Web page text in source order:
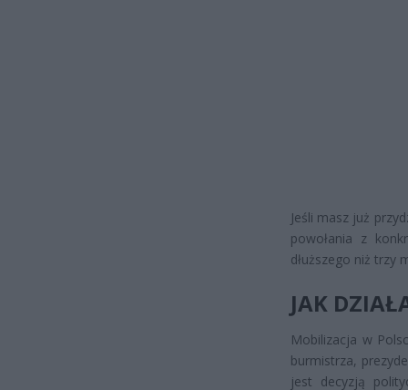
Jeśli masz już
powołania z
dłuższego niż trzy
JAK
Mobilizacja w
burmistrza,
jest decyzją